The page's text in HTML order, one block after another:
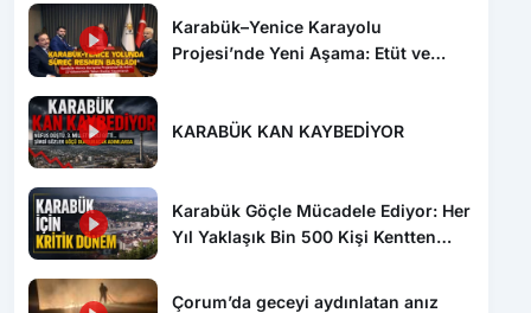
Karabük–Yenice Karayolu
Projesi’nde Yeni Aşama: Etüt ve
KARABÜK KAN KAYBEDİYOR
Karabük Göçle Mücadele Ediyor: Her
Yıl Yaklaşık Bin 500 Kişi Kentten
Çorum’da geceyi aydınlatan anız